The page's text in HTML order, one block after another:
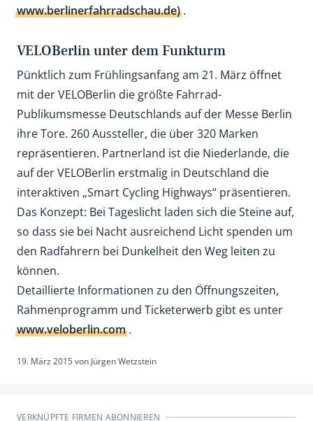
www.berlinerfahrradschau.de).
VELOBerlin unter dem Funkturm
Pünktlich zum Frühlingsanfang am 21. März öffnet
mit der VELOBerlin die größte Fahrrad-
Publikumsmesse Deutschlands auf der Messe Berlin
ihre Tore. 260 Aussteller, die über 320 Marken
repräsentieren. Partnerland ist die Niederlande, die
auf der VELOBerlin erstmalig in Deutschland die
interaktiven „Smart Cycling Highways“ präsentieren.
Das Konzept: Bei Tageslicht laden sich die Steine auf,
so dass sie bei Nacht ausreichend Licht spenden um
den Radfahrern bei Dunkelheit den Weg leiten zu
können.
Detaillierte Informationen zu den Öffnungszeiten,
Rahmenprogramm und Ticketerwerb gibt es unter
www.veloberlin.com.
19. März 2015von Jürgen Wetzstein
VERKNÜPFTE FIRMEN ABONNIEREN